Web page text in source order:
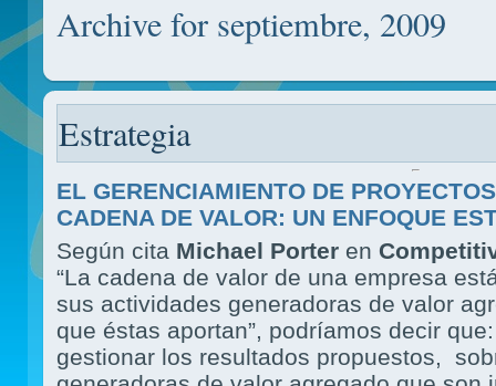
Archive for septiembre, 2009
Estrategia
EL GERENCIAMIENTO DE
CADENA DE VALOR: UN ENFOQUE
Según cita Michael Porter en
“La cadena de valor de una empresa
sus actividades generadoras de valor
que éstas aportan”, podríamos decir
gestionar los resultados propuestos,